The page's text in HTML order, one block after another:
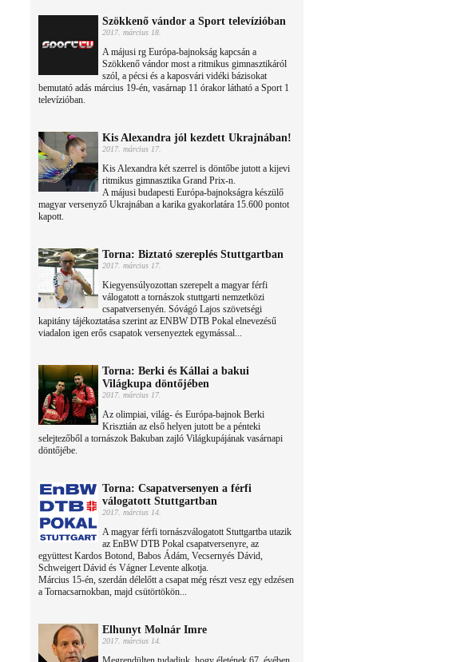
Szökkenő vándor a Sport televízióban
2017. március 18.
A májusi rg Európa-bajnokság kapcsán a
Szökkenő vándor most a ritmikus gimnasztikáról
szól, a pécsi és a kaposvári vidéki bázisokat
bemutató adás március 19-én, vasárnap 11 órakor látható a Sport 1
televízióban.
Kis Alexandra jól kezdett Ukrajnában!
2017. március 17.
Kis Alexandra két szerrel is döntőbe jutott a kijevi
ritmikus gimnasztika Grand Prix-n.
A májusi budapesti Európa-bajnokságra készülő
magyar versenyző Ukrajnában a karika gyakorlatára 15.600 pontot
kapott.
Torna: Biztató szereplés Stuttgartban
2017. március 17.
Kiegyensúlyozottan szerepelt a magyar férfi
válogatott a tornászok stuttgarti nemzetközi
csapatversenyén. Sóvágó Lajos szövetségi
kapitány tájékoztatása szerint az ENBW DTB Pokal elnevezésű
viadalon igen erős csapatok versenyeztek egymással...
Torna: Berki és Kállai a bakui
Világkupa döntőjében
2017. március 17.
Az olimpiai, világ- és Európa-bajnok Berki
Krisztián az első helyen jutott be a pénteki
selejtezőből a tornászok Bakuban zajló Világkupájának vasárnapi
döntőjébe.
Torna: Csapatversenyen a férfi
válogatott Stuttgartban
2017. március 14.
A magyar férfi tornászválogatott Stuttgartba utazik
az EnBW DTB Pokal csapatversenyre, az
együttest Kardos Botond, Babos Ádám, Vecsernyés Dávid,
Schweigert Dávid és Vágner Levente alkotja.
Március 15-én, szerdán délelőtt a csapat még részt vesz egy edzésen
a Tornacsarnokban, majd csütörtökön...
Elhunyt Molnár Imre
2017. március 14.